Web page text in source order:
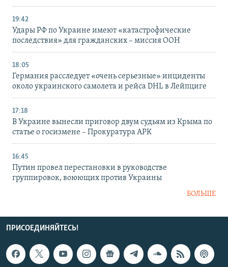
19:42
Удары РФ по Украине имеют «катастрофические
последствия» для гражданских – миссия ООН
18:05
Германия расследует «очень серьезные» инциденты
около украинского самолета и рейса DHL в Лейпциге
17:18
В Украине вынесли приговор двум судьям из Крыма по
статье о госизмене – Прокуратура АРК
16:45
Путин провел перестановки в руководстве
группировок, воюющих против Украины
БОЛЬШЕ
ПРИСОЕДИНЯЙТЕСЬ!